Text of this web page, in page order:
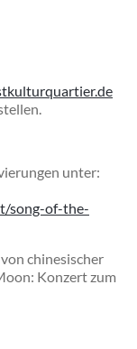
unter:
song-of-the-
chinesischer
Konzert zum